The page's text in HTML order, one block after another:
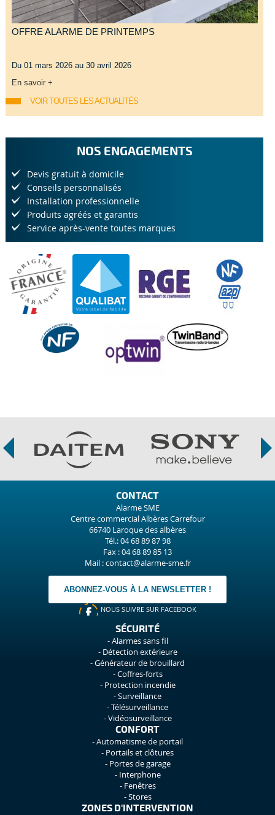
OFFRE ALARME DE PRINTEMPS
Du 01 mars 2026 au 30 avril 2026
En savoir +
VOIR TOUTES LES ACTUALITÉS
NOS ENGAGEMENTS
Devis gratuit à domicile
Conseils personnalisés
Installation professionnelle
Produits agréés et garantis
Service après-vente toutes marques
CONTACT
Alarme SME
Centre commercial Albères Carrefour
66740 Laroque des albères
Tél.: 04 68 89 87 98
Fax : 04 68 89 85 13
Mail : contact@alarme-sme.fr
ABONNEZ-VOUS À LA NEWSLETTER !
NOUS SUIVRE SUR FACEBOOK
SÉCURITÉ
Alarmes sans fil
Détection extérieure
Générateur de brouillard
Coffres-forts
Protection incendie
Surveillance
Télésurveillance
Vidéosurveillance
CONFORT
Automatisme de portail
Portails et clôtures
Portes de garage
Interphone
Fenêtres
Stores
ZONES D'INTERVENTION